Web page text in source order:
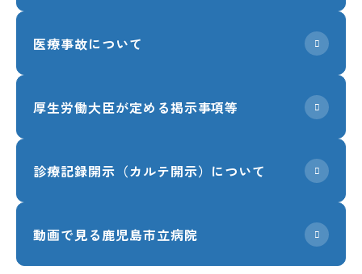
医療事故について
厚生労働大臣が定める掲示事項等
診療記録開示（カルテ開示）について
動画で見る鹿児島市立病院